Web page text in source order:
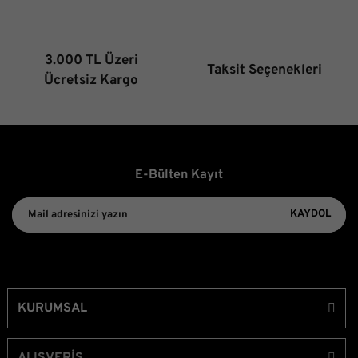
3.000 TL Üzeri
Ücretsiz Kargo
Taksit Seçenekleri
E-Bülten Kayıt
KAYDOL
KURUMSAL